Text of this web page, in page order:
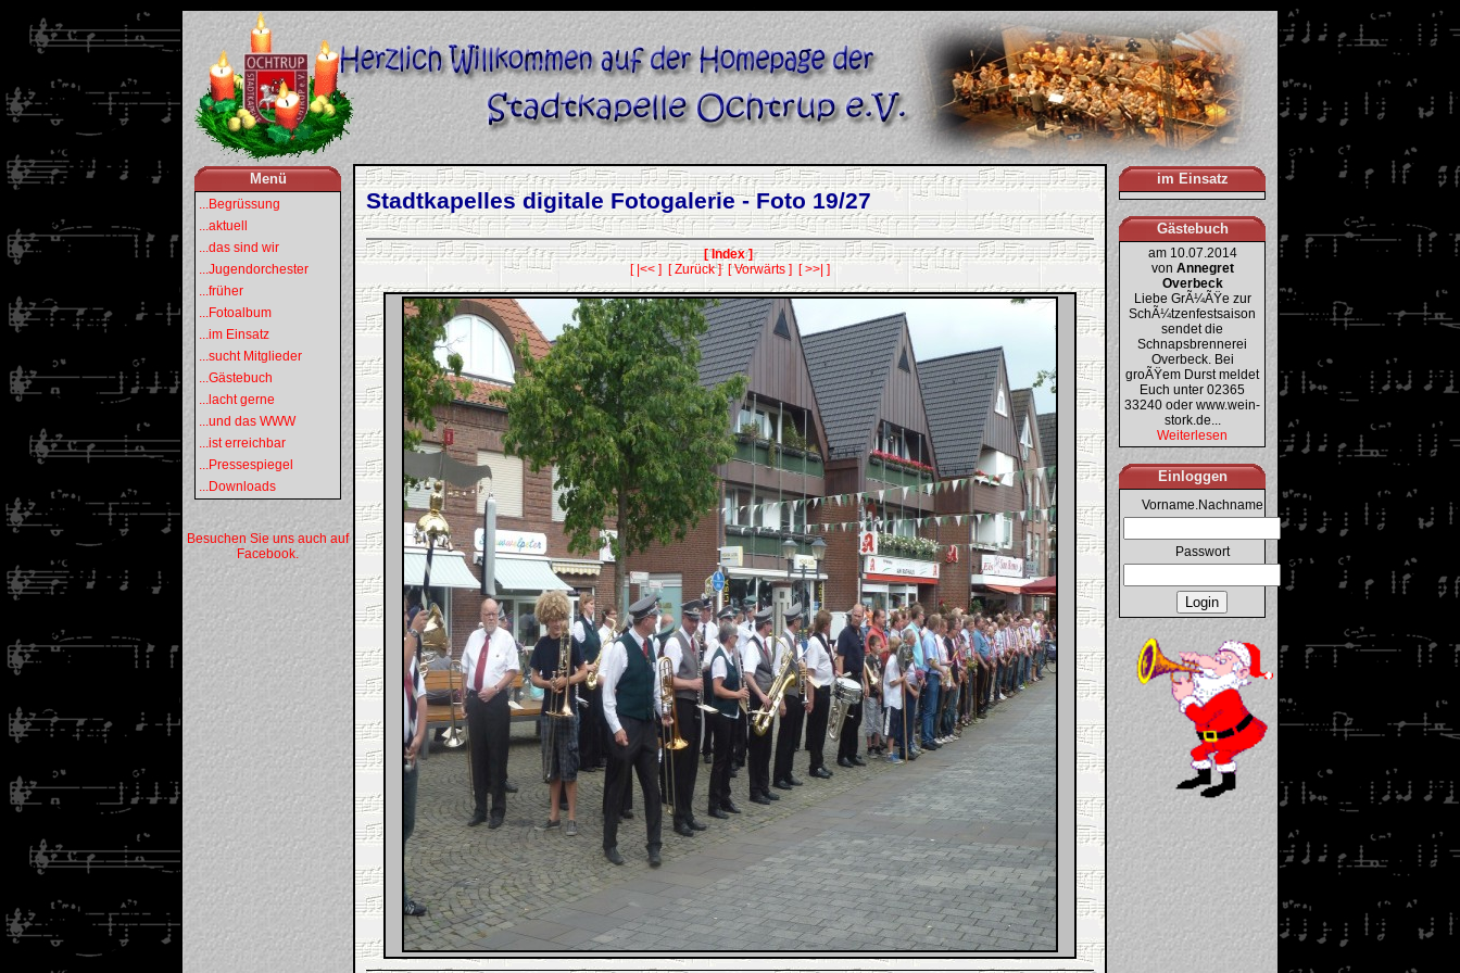
Menü
...Begrüssung
...aktuell
...das sind wir
...Jugendorchester
...früher
...Fotoalbum
...im Einsatz
...sucht Mitglieder
...Gästebuch
...lacht gerne
...und das WWW
...ist erreichbar
...Pressespiegel
...Downloads
Besuchen Sie uns auch auf
Facebook.
Stadtkapelles digitale Fotogalerie - Foto 19/27
[ Index ]
[ |<< ]
[ Zurück ] [ Vorwärts ] [ >>| ]
im Einsatz
Gästebuch
am 10.07.2014
von Annegret
Overbeck
Liebe GrÃ¼ÃŸe zur
SchÃ¼tzenfestsaison
sendet die
Schnapsbrennerei
Overbeck. Bei
groÃŸem Durst meldet
Euch unter 02365
33240 oder www.wein-
stork.de...
Weiterlesen
Einloggen
Vorname.Nachname
Passwort